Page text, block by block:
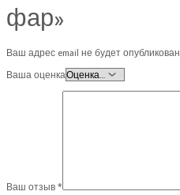
фар»
Ваш адрес email не будет опубликован.
Ваша оценка
Ваш отзыв *